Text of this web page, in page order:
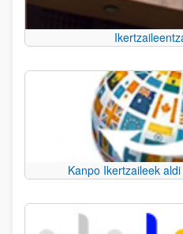
Kanpo Ikertzaileek